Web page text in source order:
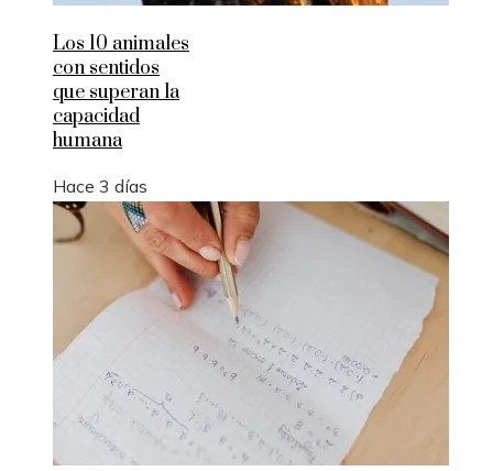
Los 10 animales
con sentidos
que superan la
capacidad
humana
Hace 3 días